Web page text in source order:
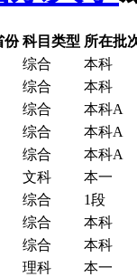
份 科目类型 所在批
综合
本科
综合
本科
综合
本科A
综合
本科A
综合
本科A
文科
本一
综合
1段
综合
本科
综合
本科
理科
本一